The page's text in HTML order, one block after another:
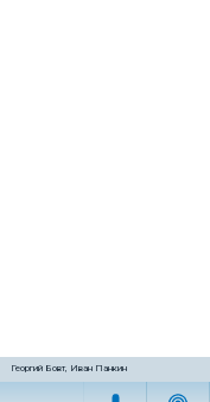
Георгий Бовт, Иван Панкин